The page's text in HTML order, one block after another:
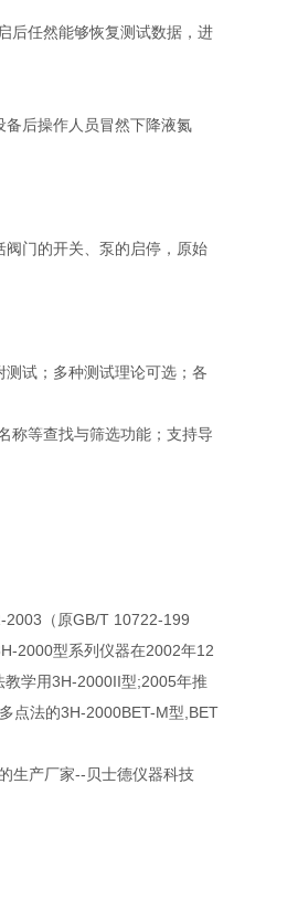
后任然能够恢复测试数据，进
后操作人员冒然下降液氮
门的开关、泵的启停，原始
试；多种测试理论可选；各
称等查找与筛选功能；支持导
2003（原GB/T 10722-199
2000型系列仪器在2002年12
学用3H-2000II型;2005年推
点法的3H-2000BET-M型,BET
生产厂家--贝士德仪器科技